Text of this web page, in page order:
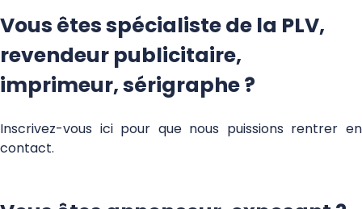
Vous êtes spécialiste de la PLV,
revendeur publicitaire,
imprimeur, sérigraphe ?
Inscrivez-vous icipour que nous puissions rentrer en
contact.